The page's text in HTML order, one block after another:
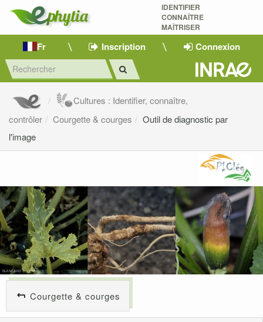
IDENTIFIER
CONNAÎTRE
MAÎTRISER
Fr Inscription Connexion
Cultures : Identifier, connaître,
contrôler
Courgette & courges
Outil de diagnostic par
l'image
Courgette & courges